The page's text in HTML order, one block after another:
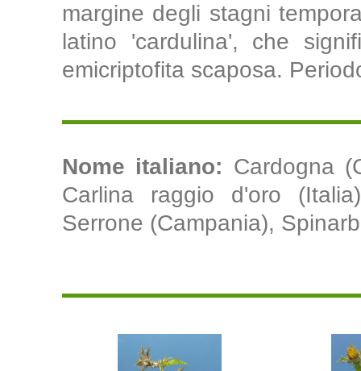
margine degli stagni
latino 'cardulina', che
emicriptofita scaposa.
Nome italiano: Cardogna
Carlina raggio d'oro
Serrone (Campania),